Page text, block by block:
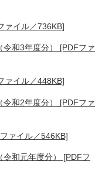
ァイル／736KB]
和3年度分） [PDFファ
ァイル／448KB]
和2年度分） [PDFファ
ァイル／546KB]
和元年度分） [PDFフ